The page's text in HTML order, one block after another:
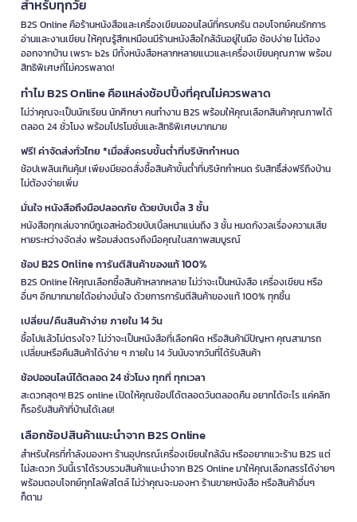
สำหรับทุกวัย
B2S Online คือร้านหนังสือและเครื่องเขียนออนไลน์ที่ครบครัน ตอบโจทย์คนรักการ
อ่านและงานเขียน ให้คุณรู้สึกเหมือนมีร้านหนังสือใกล้ฉันอยู่ในมือ ช้อปง่าย ไม่ต้อง
ออกจากบ้าน เพราะ b2s มีทั้งหนังสือหลากหลายแนวและเครื่องเขียนคุณภาพ พร้อม
สิทธิพิเศษที่ไม่ควรพลาด!
ทำไม B2S Online คือแหล่งช้อปปิ้งที่คุณไม่ควรพลาด
ไม่ว่าคุณจะเป็นนักเรียน นักศึกษา คนทำงาน B2S พร้อมให้คุณเลือกสินค้าคุณภาพได้
ตลอด 24 ชั่วโมง พร้อมโปรโมชั่นและสิทธิพิเศษมากมาย
ฟรี! ค่าจัดส่งทั่วไทย *เมื่อสั่งครบขั้นต่ำที่บริษัทกำหนด
ช้อปเพลินเกินคุ้ม! เพียงมียอดสั่งซื้อสินค้าขั้นต่ำที่บริษัทกำหนด รับสิทธิ์ส่งฟรีถึงบ้าน
ไม่ต้องจ่ายเพิ่ม
มั่นใจ หนังสือถึงมือปลอดภัย ด้วยบับเบิ้ล 3 ชั้น
หนังสือทุกเล่มจากบีทูเอสห่อด้วยบับเบิ้ลหนาแน่นถึง 3 ชั้น หมดกังวลเรื่องความเสีย
หายระหว่างจัดส่ง พร้อมส่งตรงถึงมือคุณในสภาพสมบูรณ์
ช้อป B2S Online การันตีสินค้าของแท้ 100%
B2S Online ให้คุณเลือกซื้อสินค้าหลากหลาย ไม่ว่าจะเป็นหนังสือ เครื่องเขียน หรือ
อื่นๆ อีกมากมายได้อย่างมั่นใจ ด้วยการการันตีสินค้าของแท้ 100% ทุกชิ้น
เปลี่ยน/คืนสินค้าง่าย ภายใน 14 วัน
ซื้อไปแล้วไม่ตรงใจ? ไม่ว่าจะเป็นหนังสือที่เลือกผิด หรือสินค้ามีปัญหา คุณสามารถ
เปลี่ยนหรือคืนสินค้าได้ง่าย ๆ ภายใน 14 วันนับจากวันที่ได้รับสินค้า
ช้อปออนไลน์ได้ตลอด 24 ชั่วโมง ทุกที่ ทุกเวลา
สะดวกสุดๆ! B2S online เปิดให้คุณช้อปได้ตลอดวันตลอดคืน อยากได้อะไร แค่คลิก
ก็รอรับสินค้าที่บ้านได้เลย!
เลือกช้อปสินค้าแนะนำจาก B2S Online
สำหรับใครที่กำลังมองหา ร้านอุปกรณ์เครื่องเขียนใกล้ฉัน หรืออยากแวะร้าน B2S แต่
ไม่สะดวก วันนี้เราได้รวบรวมสินค้าแนะนำจาก B2S Online มาให้คุณเลือกสรรได้ง่ายๆ
พร้อมตอบโจทย์ทุกไลฟ์สไตล์ ไม่ว่าคุณจะมองหา ร้านขายหนังสือ หรือสินค้าอื่นๆ
ก็ตาม